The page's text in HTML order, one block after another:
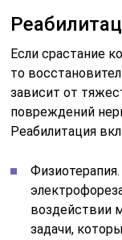
Если срастание
то
зависит от
повреждений
Реабилитация
воздействии
задачи,